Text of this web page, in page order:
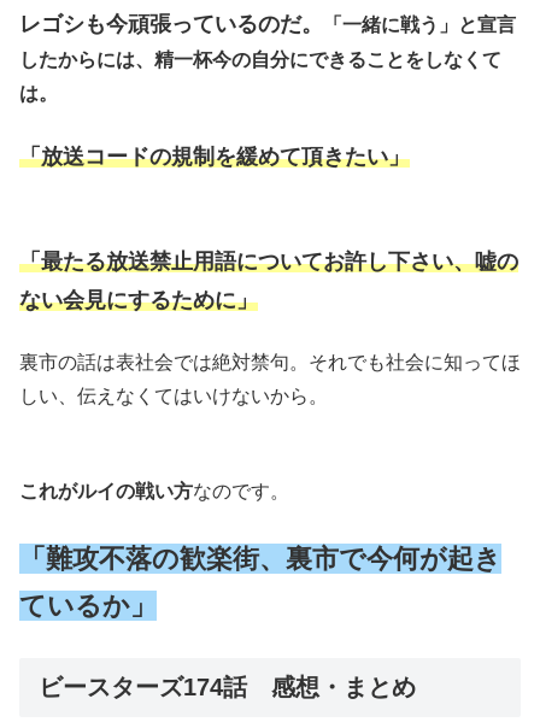
レゴシも今頑張っているのだ。
「一緒に戦う」と宣言
したからには、精一杯今の自分にできることをしなくて
は。
「放送コードの規制を緩めて頂きたい」
「最たる放送禁止用語についてお許し下さい、嘘の
ない会見にするために」
裏市の話は表社会では絶対禁句。それでも社会に知ってほ
しい、伝えなくてはいけないから。
これがルイの戦い方なのです。
「難攻不落の歓楽街、裏市で今何が起き
ているか」
ビースターズ174話 感想・まとめ